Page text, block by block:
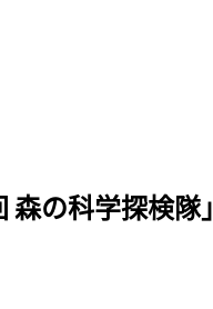
の科学探検隊」